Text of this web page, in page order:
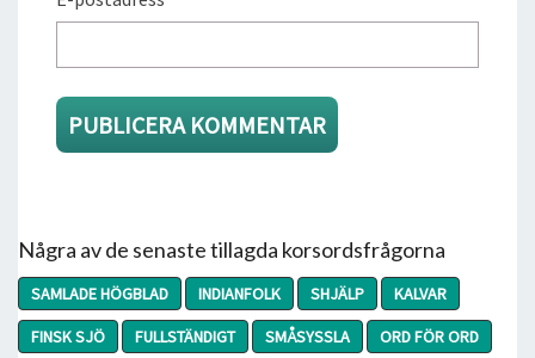
Några av de senaste tillagda korsordsfrågorna
SAMLADE HÖGBLAD INDIANFOLK SHJÄLP
KALVAR
FINSK SJÖ
FULLSTÄNDIGT SMÅSYSSLA
ORD FÖR ORD